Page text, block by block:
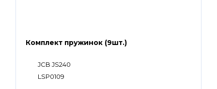
Комплект пружинок (9шт.)
JCB JS240
LSP0109